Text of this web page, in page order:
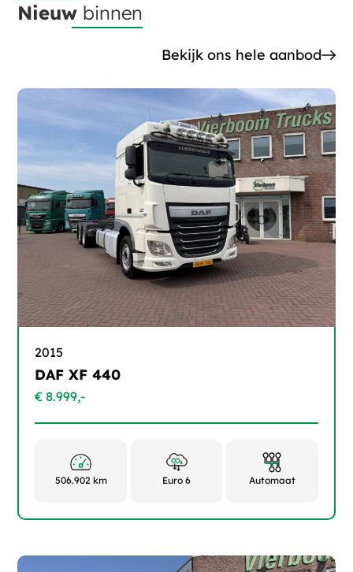
Nieuw binnen
Bekijk ons hele aanbod
2015
DAF XF 440
€ 8.999,-
506.902 km Euro 6 Automaat